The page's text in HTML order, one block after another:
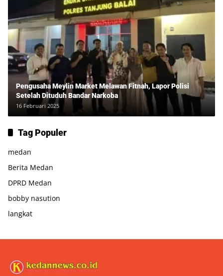
Pengusaha Meylin Market Melawan Fitnah, Lapor Polisi
Setelah Dituduh Bandar Narkoba
16 Februari 2025
Tag Populer
medan
Berita Medan
DPRD Medan
bobby nasution
langkat